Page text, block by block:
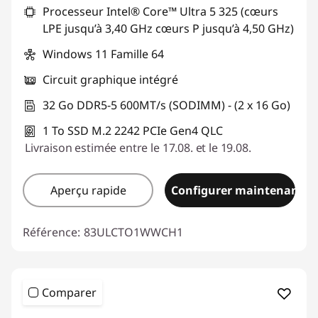
Processeur Intel® Core™ Ultra 5 325 (cœurs
LPE jusqu’à 3,40 GHz cœurs P jusqu’à 4,50 GHz)
Windows 11 Famille 64
Circuit graphique intégré
32 Go DDR5-5 600MT/s (SODIMM) - (2 x 16 Go)
1 To SSD M.2 2242 PCIe Gen4 QLC
Livraison estimée entre le 17.08. et le 19.08.
Aperçu rapide Configurer maintenant
Référence: 83ULCTO1WWCH1
Comparer